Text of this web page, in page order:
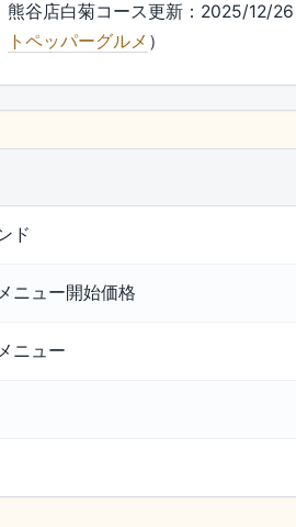
熊谷店白菊コース更新：2025/12/
トペッパーグルメ ）
ド
ニュー開始価格
ニュー